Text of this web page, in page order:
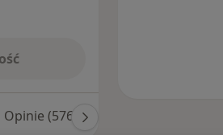
Opinie (576)